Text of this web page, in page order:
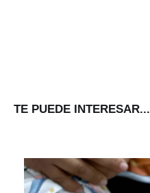
TE PUEDE INTERESAR...